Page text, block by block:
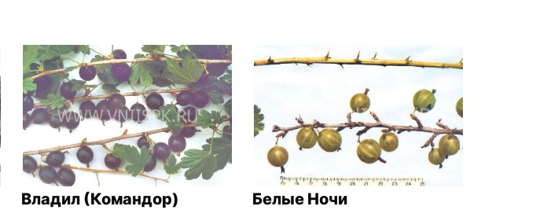
Владил (Командор) Белые Ночи